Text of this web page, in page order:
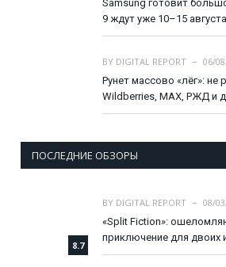
Samsung готовит
9 ждут уже 10–15 августа
BY DIGITAL REPORT
06/
Рунет массово «лёг»: не
Wildberries, MAX, РЖД и
ПОСЛЕДНИЕ ОБЗОРЫ
8.7
BY DIGITAL REPORT
08/
«Split Fiction»:
приключение для двоих